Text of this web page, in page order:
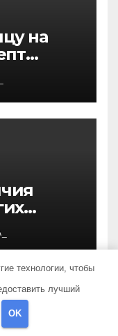
на
технологии, чтобы
лучший
OK